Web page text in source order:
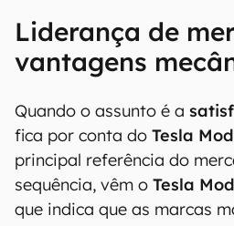
Liderança de
vantagens
Quando o assunto é a
fica por conta do Tesla
principal referência do
sequência, vêm o Tesla
que indica que as marcas